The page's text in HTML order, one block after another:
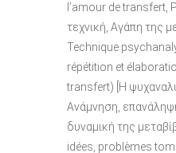
l’amour de transfert,
τεχνική, Αγάπη της
Technique
répétition et
transfert) [Η
Ανάμνηση,
δυναμική της
idées, problèmes